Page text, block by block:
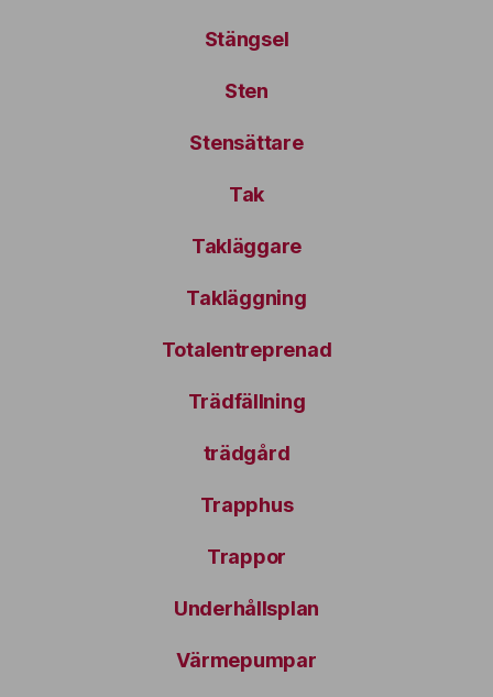
Stängsel
Sten
Stensättare
Tak
Takläggare
Takläggning
Totalentreprenad
Trädfällning
trädgård
Trapphus
Trappor
Underhållsplan
Värmepumpar